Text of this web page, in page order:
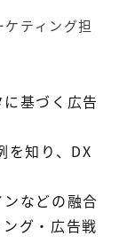
ティング担
基づく広告
を知り、DX
などの融合
グ・広告戦